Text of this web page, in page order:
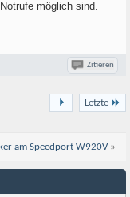
möglich sind.
Zitieren
Letzte
am Speedport W920V »